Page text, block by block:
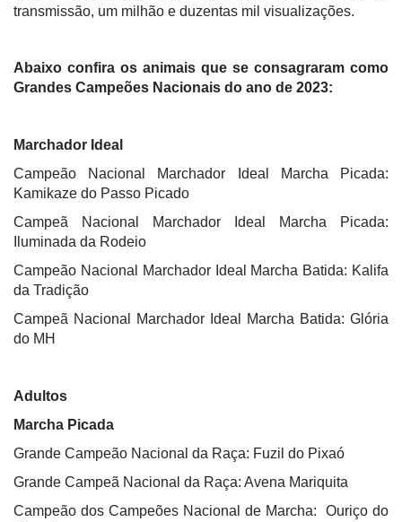
transmissão, um milhão e duzentas mil visualizações.
Abaixo confira os animais que se consagraram como
Grandes Campeões Nacionais do ano de 2023:
Marchador Ideal
Campeão Nacional Marchador Ideal Marcha Picada:
Kamikaze do Passo Picado
Campeã Nacional Marchador Ideal Marcha Picada:
Iluminada da Rodeio
Campeão Nacional Marchador Ideal Marcha Batida: Kalifa
da Tradição
Campeã Nacional Marchador Ideal Marcha Batida: Glória
do MH
Adultos
Marcha Picada
Grande Campeão Nacional da Raça: Fuzil do Pixaó
Grande Campeã Nacional da Raça: Avena Mariquita
Campeão dos Campeões Nacional de Marcha:
Ouriço do